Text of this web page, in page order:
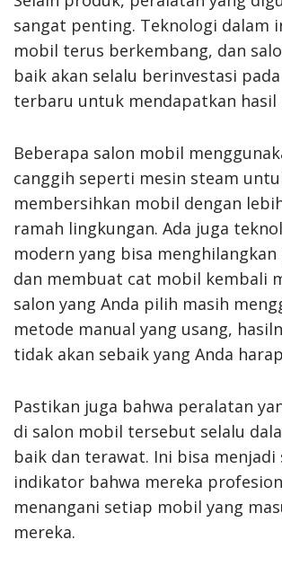
sangat penting. Teknologi dalam
mobil terus berkembang, dan
baik akan selalu berinvestasi
terbaru untuk mendapatkan hasil
Beberapa salon mobil
canggih seperti mesin steam
membersihkan mobil dengan
ramah lingkungan. Ada juga
modern yang bisa menghilangkan
dan membuat cat mobil kembali
salon yang Anda pilih masih
metode manual yang usang,
tidak akan sebaik yang Anda
Pastikan juga bahwa peralatan
di salon mobil tersebut selalu
baik dan terawat. Ini bisa menjadi
indikator bahwa mereka
menangani setiap mobil yang
mereka.